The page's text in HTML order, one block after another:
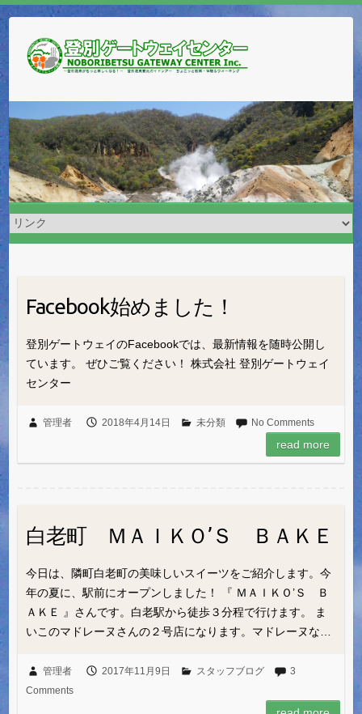
Facebook始めました！
登別ゲートウェイのFacebookでは、最新情報を随時公開し
ています。 ぜひご覧ください！ 株式会社 登別ゲートウェイ
センター
管理者 2018年4月14日 未分類 No Comments
read more
白老町 ＭＡＩＫＯ’Ｓ ＢＡＫＥ
今日は、隣町白老町の美味しいスイーツをご紹介します。今
年の夏に、駅前にオープンしました！ 『 ＭＡＩＫＯ’Ｓ Ｂ
ＡＫＥ 』さんです。白老駅から徒歩３分程で行けます。 ま
いこのマドレーヌさんの２号店になります。マドレーヌな…
管理者 2017年11月9日 スタッフブログ
3
Comments